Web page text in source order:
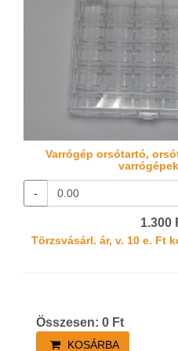
Varrógép orsótartó,
-
1.300
Törzsvásárl. ár, v. 10 e. Ft
Összesen: 0 Ft
KOSÁRBA